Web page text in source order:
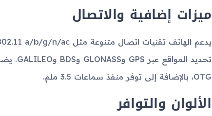
ميزات إضافية والاتصال
OTG، بالإضافة إلى توفر منفذ سماعات 3.5 ملم.
الألوان والتوافر